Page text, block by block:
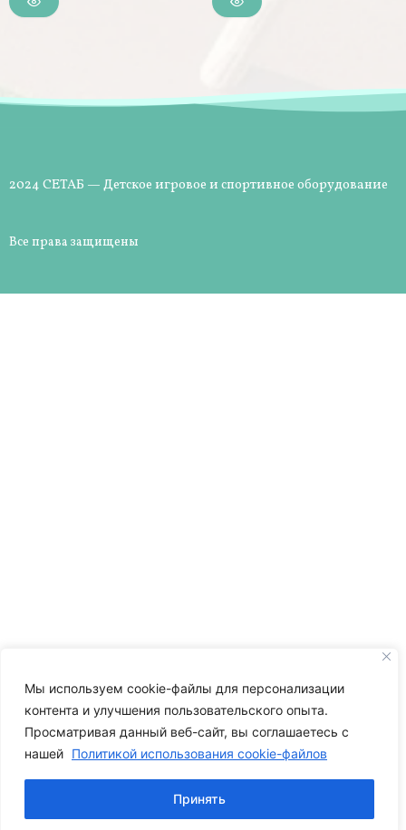
Мы используем cookie-файлы для персонализации
контента и улучшения пользовательского опыта.
Просматривая данный веб-сайт, вы соглашаетесь с
нашей Политикой использования cookie-файлов
Принять
2024 СЕТАБ — Детское игровое и спортивное оборудование
Все права защищены